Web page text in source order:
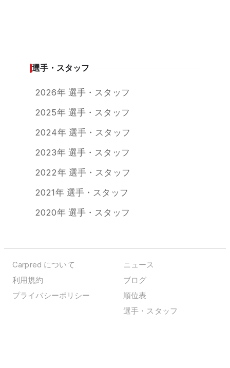
選手・スタッフ
2026年 選手・スタッフ
2025年 選手・スタッフ
2024年 選手・スタッフ
2023年 選手・スタッフ
2022年 選手・スタッフ
2021年 選手・スタッフ
2020年 選手・スタッフ
Carpred について
利用規約
プライバシーポリシー
ニュース
ブログ
順位表
選手・スタッフ